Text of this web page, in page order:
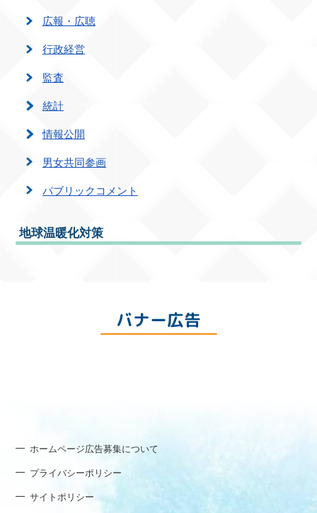
広報・広聴
行政経営
監査
統計
情報公開
男女共同参画
パブリックコメント
地球温暖化対策
バナー広告
ホームページ広告募集について
プライバシーポリシー
サイトポリシー